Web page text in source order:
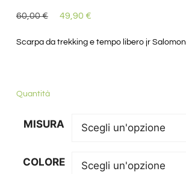
60,00€ 49,90 €
Scarpa da trekking e tempo libero jr Salomon
Quantità
MISURA
COLORE